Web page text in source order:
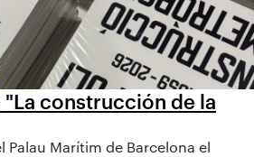
construcción de la
Palau Marítim de Barcelona el